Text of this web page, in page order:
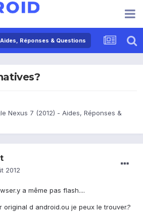
Réponses & Questions
Nexus 7 (2012) - Aides, Réponses &
2012
a même pas flash....
original d android.ou je peux le trouver.?